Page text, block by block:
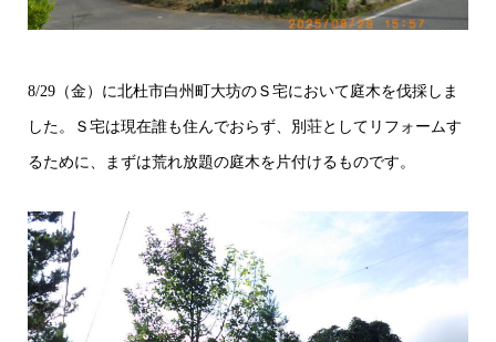
8/29（金）に北杜市白州町大坊のＳ宅において庭木を伐採しま
した。Ｓ宅は現在誰も住んでおらず、別荘としてリフォームす
るために、まずは荒れ放題の庭木を片付けるものです。